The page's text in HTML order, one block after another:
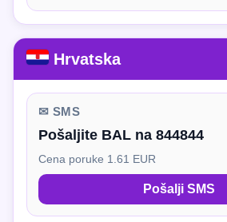
Hrvatska
✉ SMS
Pošaljite BAL na 844844
Cena poruke 1.61 EUR
Pošalji SMS